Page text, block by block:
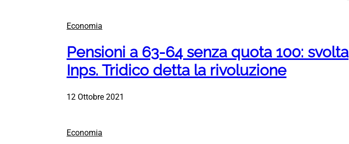
Economia
Pensioni a 63-64 senza quota 100: svolta
Inps. Tridico detta la rivoluzione
12 Ottobre 2021
Economia